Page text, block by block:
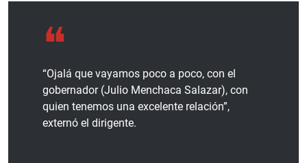
“Ojalá que vayamos poco a poco, con el
gobernador (Julio Menchaca Salazar), con
quien tenemos una excelente relación”,
externó el dirigente.